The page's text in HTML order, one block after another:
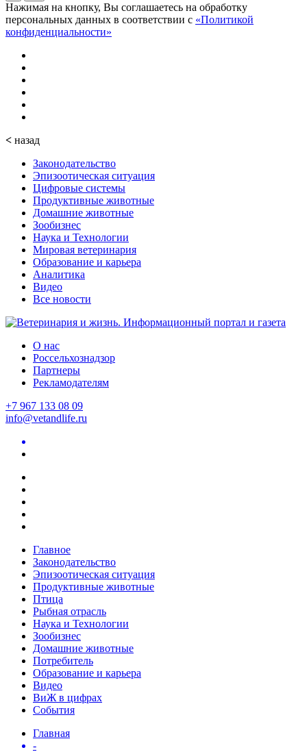
Нажимая на кнопку, Вы соглашаетесь на обработку
персональных данных в соответствии с «Политикой
конфиденциальности»
< назад
Законодательство
Эпизоотическая ситуация
Цифровые системы
Продуктивные животные
Домашние животные
Зообизнес
Наука и Технологии
Мировая ветеринария
Образование и карьера
Аналитика
Видео
Все новости
О нас
Россельхознадзор
Партнеры
Рекламодателям
+7 967 133 08 09
info@vetandlife.ru
Главное
Законодательство
Эпизоотическая ситуация
Продуктивные животные
Птица
Рыбная отрасль
Наука и Технологии
Зообизнес
Домашние животные
Потребитель
Образование и карьера
Видео
ВиЖ в цифрах
События
Главная
-